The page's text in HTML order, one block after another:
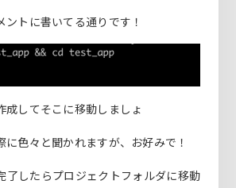
ントに書いてる通りです！
成してそこに移動しましょ
に色々と聞かれますが、お好みで！
了したらプロジェクトフォルダに移動